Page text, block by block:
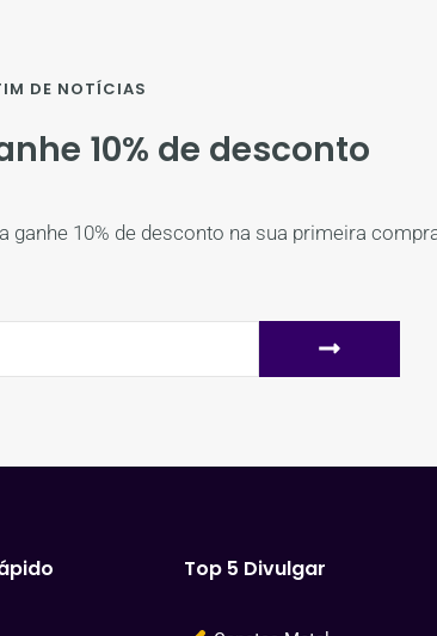
DE NOTÍCIAS
10% de desconto
ganhe 10% de desconto na sua primeira
Top 5 Divulgar